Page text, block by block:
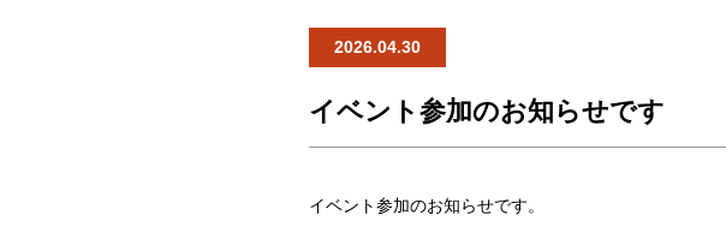
2026.04.30
イベント参加のお知らせです
イベント参加のお知らせです。